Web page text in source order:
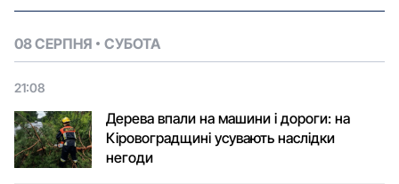
08 СЕРПНЯ СУБОТА
21:08
Дерева впали на машини і дороги: на
Кіровоградщині усувають наслідки
негоди